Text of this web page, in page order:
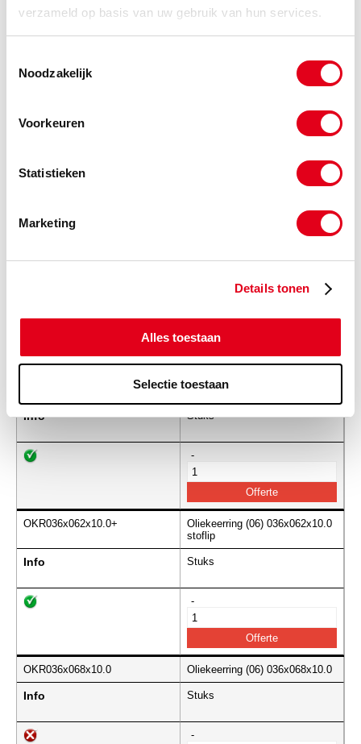
verzameld op basis van uw gebruik van hun services.
Noodzakelijk
Voorkeuren
Statistieken
Marketing
Details tonen
Alles toestaan
Selectie toestaan
Oliekeerring (06) 036x058x10.0
-
Oliekeerring (06) 036x062x07.0
Info Stuks
-
OKR036x062x10.0+
Oliekeerring (06) 036x062x10.0
stoflip
Info Stuks
-
OKR036x068x10.0 Oliekeerring (06) 036x068x10.0
Info Stuks
-